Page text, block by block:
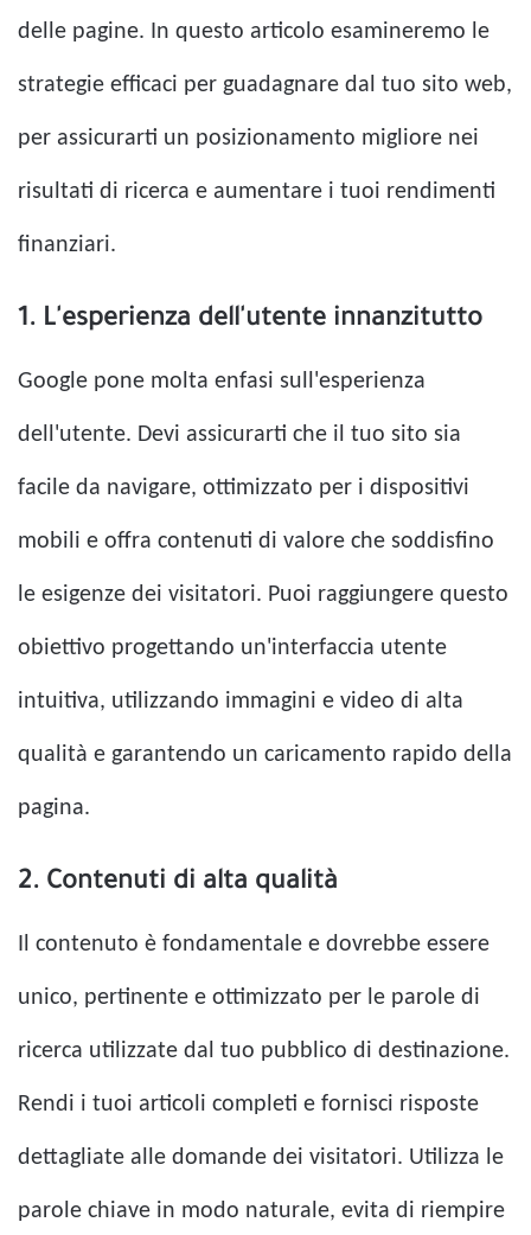
delle pagine. In questo articolo esamineremo le
strategie efficaci per guadagnare dal tuo sito web,
per assicurarti un posizionamento migliore nei
risultati di ricerca e aumentare i tuoi rendimenti
finanziari.
1. L'esperienza dell'utente innanzitutto
Google pone molta enfasi sull'esperienza
dell'utente. Devi assicurarti che il tuo sito sia
facile da navigare, ottimizzato per i dispositivi
mobili e offra contenuti di valore che soddisfino
le esigenze dei visitatori. Puoi raggiungere questo
obiettivo progettando un'interfaccia utente
intuitiva, utilizzando immagini e video di alta
qualità e garantendo un caricamento rapido della
pagina.
2. Contenuti di alta qualità
Il contenuto è fondamentale e dovrebbe essere
unico, pertinente e ottimizzato per le parole di
ricerca utilizzate dal tuo pubblico di destinazione.
Rendi i tuoi articoli completi e fornisci risposte
dettagliate alle domande dei visitatori. Utilizza le
parole chiave in modo naturale, evita di riempire